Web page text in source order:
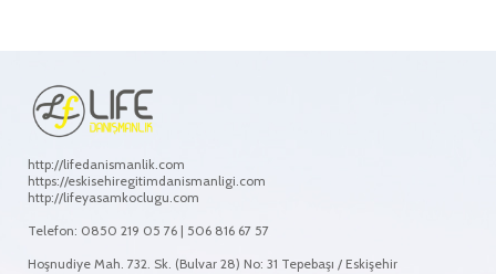
http://lifedanismanlik.com
https://eskisehiregitimdanismanligi.com
http://lifeyasamkoclugu.com
Telefon: 0850 219 05 76 | 506 816 67 57
Hoşnudiye Mah. 732. Sk. (Bulvar 28) No: 31 Tepebaşı / Eskişehir